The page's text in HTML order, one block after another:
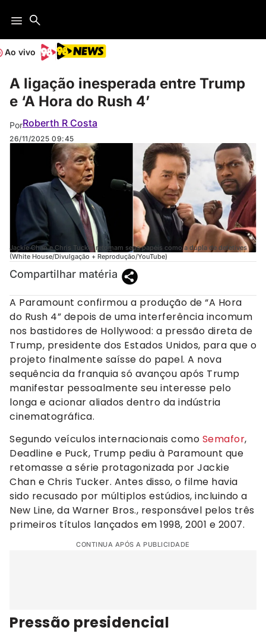
Ao vivo
A ligação inesperada entre Trump
e ‘A Hora do Rush 4’
PorRoberth R Costa
26/11/2025 09:45
Jackie Chan e Chris Tucker retomam seus papéis como a dupla de detetives
(White House/Divulgação + Reprodução/YouTube)
Compartilhar matéria
A Paramount confirmou a produção de “A Hora
do Rush 4” depois de uma interferência incomum
nos bastidores de Hollywood: a pressão direta de
Trump, presidente dos Estados Unidos, para que o
projeto finalmente saísse do papel. A nova
sequência da franquia só avançou após Trump
manifestar pessoalmente seu interesse pelo
longa e acionar aliados dentro da indústria
cinematográfica.
Segundo veículos internacionais como Semafor,
Deadline e Puck, Trump pediu à Paramount que
retomasse a série protagonizada por Jackie
Chan e Chris Tucker. Antes disso, o filme havia
sido recusado por múltiplos estúdios, incluindo a
New Line, da Warner Bros., responsável pelos três
primeiros títulos lançados em 1998, 2001 e 2007.
CONTINUA APÓS A PUBLICIDADE
Pressão presidencial